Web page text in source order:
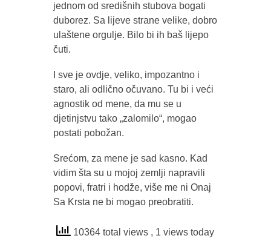
jednom od središnih stubova bogati
duborez. Sa lijeve strane velike, dobro
ulaštene orgulje. Bilo bi ih baš lijepo
čuti.
I sve je ovdje, veliko, impozantno i
staro, ali odlično očuvano. Tu bi i veći
agnostik od mene, da mu se u
djetinjstvu tako „zalomilo“, mogao
postati pobožan.
Srećom, za mene je sad kasno. Kad
vidim šta su u mojoj zemlji napravili
popovi, fratri i hodže, više me ni Onaj
Sa Krsta ne bi mogao preobratiti.
10364 total views , 1 views today